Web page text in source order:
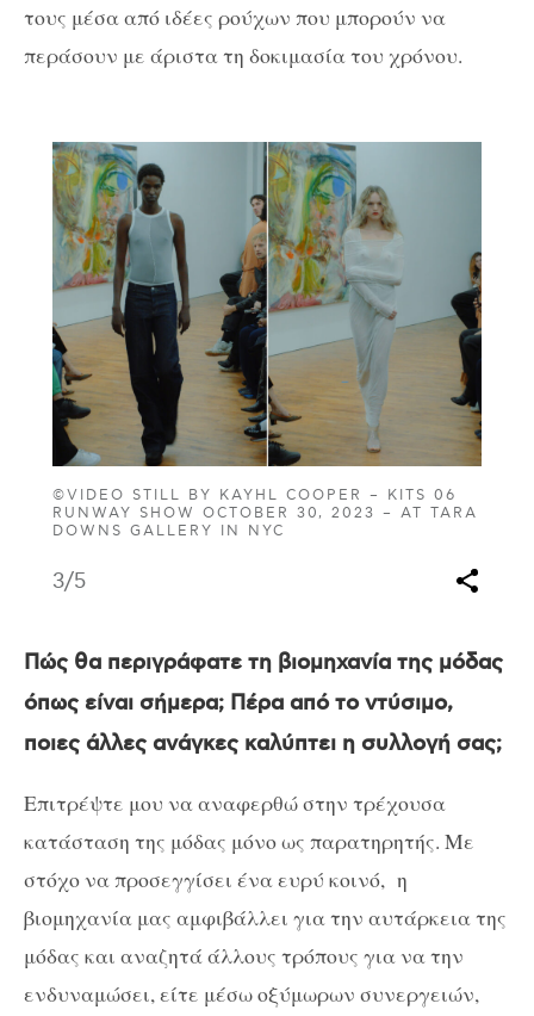
τους μέσα από ιδέες ρούχων που μπορούν να
περάσουν με άριστα τη δοκιμασία του χρόνου.
©VIDEO STILL BY KAYHL COOPER – KITS 06
RUNWAY SHOW OCTOBER 30, 2023 – AT TARA
DOWNS GALLERY IN NYC
3/5
Πώς θα περιγράφατε τη βιομηχανία της μόδας
όπως είναι σήμερα; Πέρα από το ντύσιμο,
ποιες άλλες ανάγκες καλύπτει η συλλογή σας;
Επιτρέψτε μου να αναφερθώ στην τρέχουσα
κατάσταση της μόδας μόνο ως παρατηρητής. Με
στόχο να προσεγγίσει ένα ευρύ κοινό, η
βιομηχανία μας αμφιβάλλει για την αυτάρκεια της
μόδας και αναζητά άλλους τρόπους για να την
ενδυναμώσει, είτε μέσω οξύμωρων συνεργειών,